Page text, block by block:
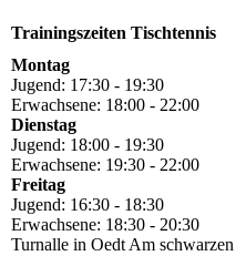
Trainingszeiten Tischtennis
Montag
Jugend: 17:30 - 19:30
Erwachsene: 18:00 - 22:00
Dienstag
Jugend: 18:00 - 19:30
Erwachsene: 19:30 - 22:00
Freitag
Jugend: 16:30 - 18:30
Erwachsene: 18:30 - 20:30
Turnalle in Oedt Am